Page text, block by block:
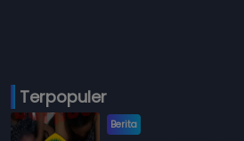
Terpopuler
Berita